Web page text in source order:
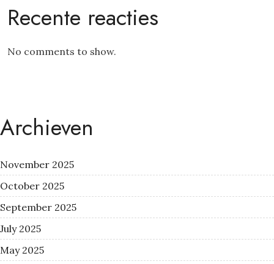
Recente reacties
No comments to show.
Archieven
November 2025
October 2025
September 2025
July 2025
May 2025